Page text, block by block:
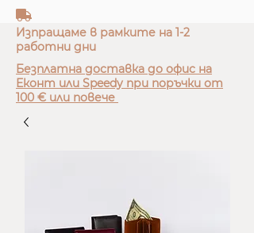
truck
Изпращаме в рамките на 1-2
работни дни
Безплатна доставка до офис на
Еконт или Speedy при поръчки от
100 € или повече